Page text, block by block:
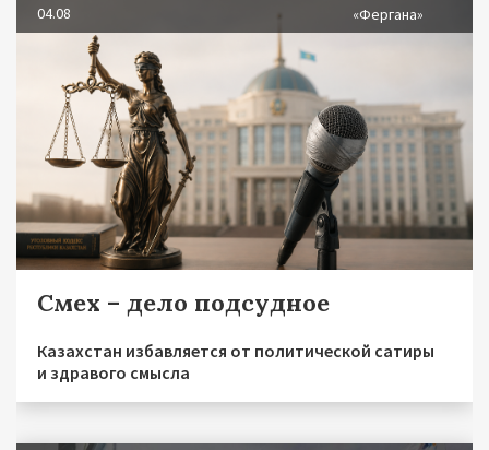
04.08 «Фергана»
Смех – дело подсудное
Казахстан избавляется от политической сатиры
и здравого смысла